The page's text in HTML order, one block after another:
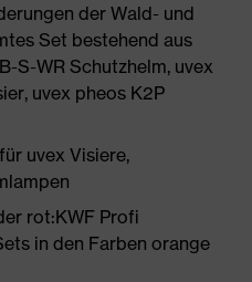
der Wald- und
Set bestehend aus
S-WR Schutzhelm, uvex
uvex pheos K2P
uvex Visiere,
rot:KWF Profi
in den Farben orange